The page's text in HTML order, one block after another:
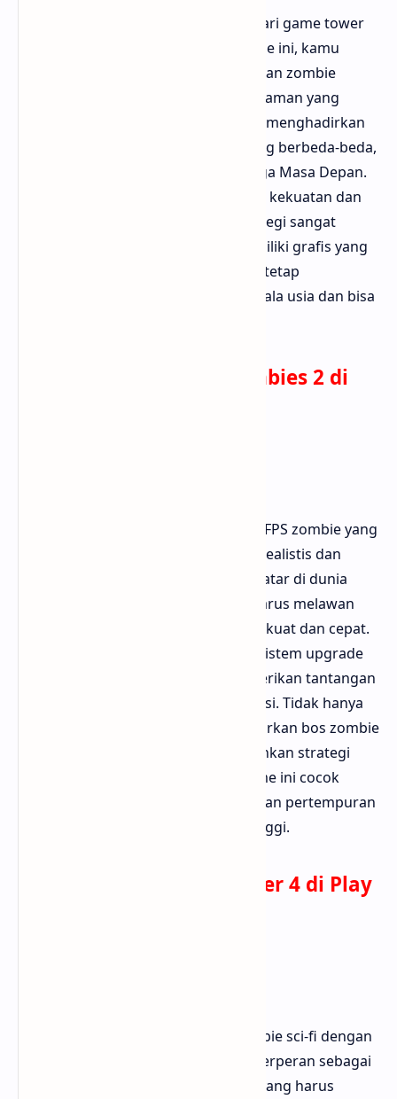
Plants vs. Zombies 2 adalah sekuel dari game tower
defense yang legendaris. Dalam game ini, kamu
harus melindungi rumah dari serangan zombie
dengan menanam berbagai jenis tanaman yang
memiliki kemampuan unik. Game ini menghadirkan
banyak level dengan tema waktu yang berbeda-beda,
seperti Mesir Kuno, Bajak Laut, hingga Masa Depan.
Setiap tanaman dan zombie memiliki kekuatan dan
kelemahan tersendiri, sehingga strategi sangat
dibutuhkan. Selain itu, game ini memiliki grafis yang
cerah dan animasi yang lucu namun tetap
menantang. Sangat cocok untuk segala usia dan bisa
Download Plants vs. Zombies 2 di
Zombie Frontier 4 merupakan game FPS zombie yang
menonjol dengan detail grafis yang realistis dan
gameplay yang adiktif. Game ini berlatar di dunia
pasca-apokaliptik di mana pemain harus melawan
berbagai jenis zombie yang semakin kuat dan cepat.
Dengan berbagai misi menarik dan sistem upgrade
senjata yang dalam, game ini memberikan tantangan
tersendiri bagi para pecinta game aksi. Tidak hanya
itu, Zombie Frontier 4 juga menghadirkan bos zombie
yang sangat tangguh dan membutuhkan strategi
khusus untuk mengalahkannya. Game ini cocok
untuk kamu yang mencari pengalaman pertempuran
zombie dengan grafis berkualitas tinggi.
Download Zombie Frontier 4 di Play
Dead Effect 2 merupakan game zombie sci-fi dengan
nuansa horor yang kental. Pemain berperan sebagai
salah satu awak kapal luar angkasa yang harus